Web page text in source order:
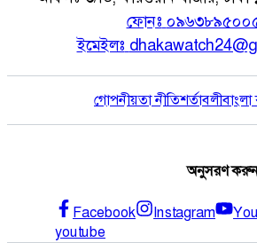
ফোনঃ
ইমেইলঃ
গোপনীয়তা নীতিশর্তাবলীবাংলা
অনুসরণ
Facebook Instagram
youtube